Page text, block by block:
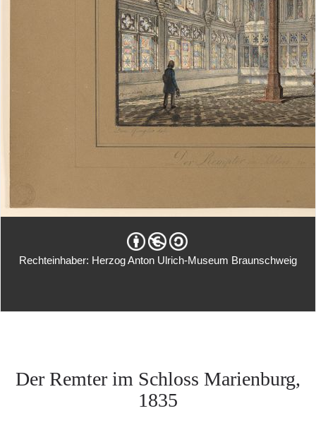
Rechteinhaber: Herzog Anton Ulrich-Museum Braunschweig
Der Remter im Schloss Marienburg,
1835